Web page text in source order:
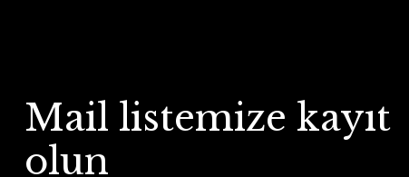
Mail listemize kayıt
olun